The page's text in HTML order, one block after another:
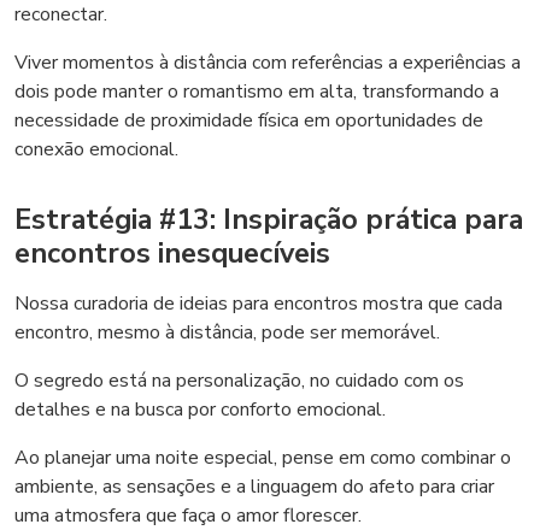
reconectar.
Viver momentos à distância com referências a experiências a
dois pode manter o romantismo em alta, transformando a
necessidade de proximidade física em oportunidades de
conexão emocional.
Estratégia #13: Inspiração prática para
encontros inesquecíveis
Nossa curadoria de ideias para encontros mostra que cada
encontro, mesmo à distância, pode ser memorável.
O segredo está na personalização, no cuidado com os
detalhes e na busca por conforto emocional.
Ao planejar uma noite especial, pense em como combinar o
ambiente, as sensações e a linguagem do afeto para criar
uma atmosfera que faça o amor florescer.